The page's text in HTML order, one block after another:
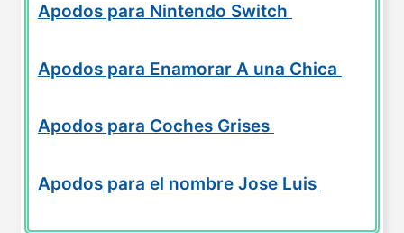
Apodos para Nintendo Switch
Apodos para Enamorar A una Chica
Apodos para Coches Grises
Apodos para el nombre Jose Luis